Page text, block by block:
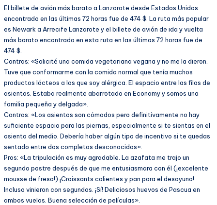
El billete de avión más barato a Lanzarote desde Estados Unidos
encontrado en las últimas 72 horas fue de 474 $. La ruta más popular
es Newark a Arrecife Lanzarote y el billete de avión de ida y vuelta
más barato encontrado en esta ruta en las últimas 72 horas fue de
474 $.
Contras: «Solicité una comida vegetariana vegana y no me la dieron.
Tuve que conformarme con la comida normal que tenía muchos
productos lácteos a los que soy alérgica. El espacio entre las filas de
asientos. Estaba realmente abarrotado en Economy y somos una
familia pequeña y delgada».
Contras: «Los asientos son cómodos pero definitivamente no hay
suficiente espacio para las piernas, especialmente si te sientas en el
asiento del medio. Debería haber algún tipo de incentivo si te quedas
sentado entre dos completos desconocidos».
Pros: «La tripulación es muy agradable. La azafata me trajo un
segundo postre después de que me entusiasmara con él (¡excelente
mousse de fresa!) ¡Croissants calientes y pan para el desayuno!
Incluso vinieron con segundos. ¡Sí! Deliciosos huevos de Pascua en
ambos vuelos. Buena selección de películas».